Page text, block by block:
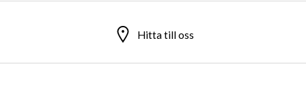
Hitta till oss